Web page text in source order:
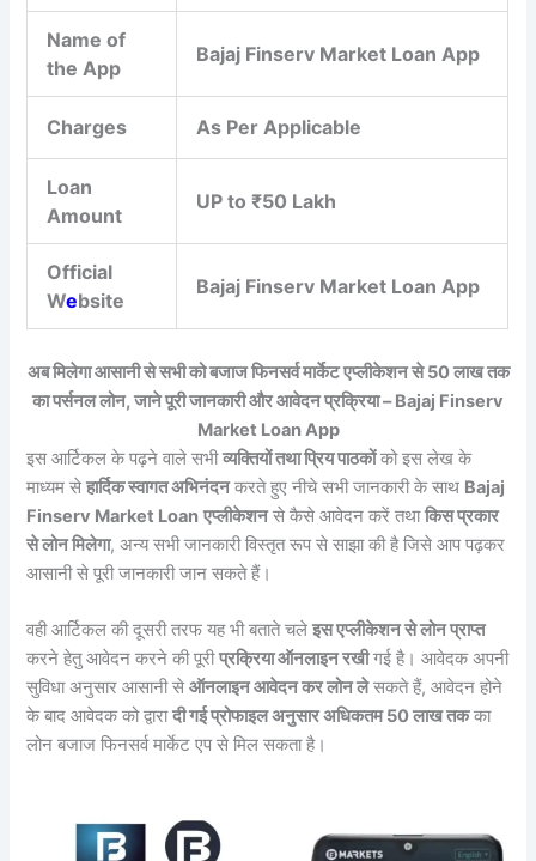
Name of
the App
Bajaj Finserv Market Loan App
Charges As Per Applicable
Loan
Amount
UP to ₹50 Lakh
Official
Website
Bajaj Finserv Market Loan App
अब मिलेगा आसानी से सभी को बजाज फिनसर्व मार्केट एप्लीकेशन से 50 लाख तक
का पर्सनल लोन, जाने पूरी जानकारी और आवेदन प्रक्रिया – Bajaj Finserv
Market Loan App
इस आर्टिकल के पढ़ने वाले सभीव्यक्तियों तथा प्रिय पाठकोंको इस लेख के
माध्यम सेहार्दिक स्वागत अभिनंदनकरते हुए नीचे सभी जानकारी के साथ Bajaj
Finserv Market Loan एप्लीकेशनसे कैसे आवेदन करें तथाकिस प्रकार
से लोन मिलेगा, अन्य सभी जानकारी विस्तृत रूप से साझा की है जिसे आप पढ़कर
आसानी से पूरी जानकारी जान सकते हैं।
वही आर्टिकल की दूसरी तरफ यह भी बताते चलेइस एप्लीकेशन से लोन प्राप्त
करने हेतु आवेदन करने की पूरीप्रक्रिया ऑनलाइन रखीगई है। आवेदक अपनी
सुविधा अनुसार आसानी सेऑनलाइन आवेदन कर लोन लेसकते हैं, आवेदन होने
के बाद आवेदक को द्वारादी गई प्रोफाइल अनुसार अधिकतम 50 लाख तकका
लोन बजाज फिनसर्व मार्केट एप से मिल सकता है।